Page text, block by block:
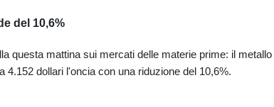
del 10,6%
questa mattina sui mercati delle materie prime: il
4.152 dollari l'oncia con una riduzione del 10,6%.